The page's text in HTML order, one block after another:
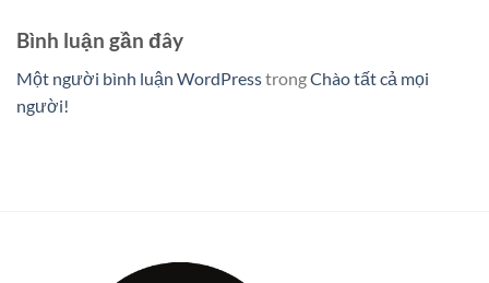
Bình luận gần đây
Một người bình luận WordPresstrongChào tất cả mọi
người!